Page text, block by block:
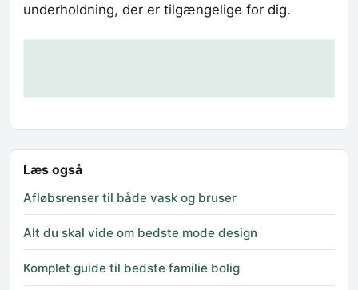
underholdning, der er tilgængelige for dig.
Læs også
Afløbsrenser til både vask og bruser
Alt du skal vide om bedste mode design
Komplet guide til bedste familie bolig